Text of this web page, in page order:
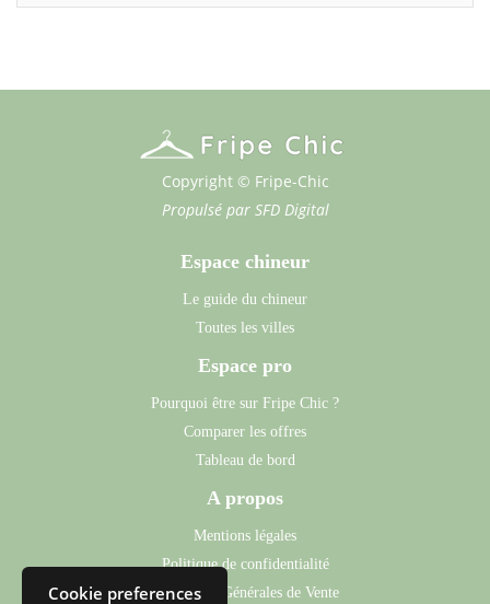
Cookie preferences
Copyright © Fripe-Chic
Propulsé par SFD Digital
Espace chineur
Le guide du chineur
Toutes les villes
Espace pro
Pourquoi être sur Fripe Chic ?
Comparer les offres
Tableau de bord
A propos
Mentions légales
Politique de confidentialité
Conditions Générales de Vente